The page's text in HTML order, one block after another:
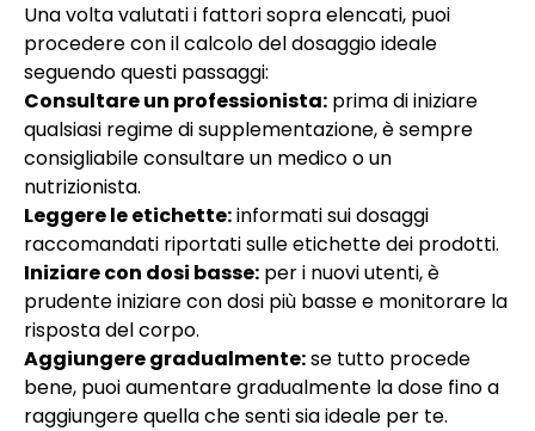
Una volta valutati i fattori sopra elencati, puoi
procedere con il calcolo del dosaggio ideale
seguendo questi passaggi:
Consultare un professionista: prima di iniziare
qualsiasi regime di supplementazione, è sempre
consigliabile consultare un medico o un
nutrizionista.
Leggere le etichette:informati sui dosaggi
raccomandati riportati sulle etichette dei prodotti.
Iniziare con dosi basse: per i nuovi utenti, è
prudente iniziare con dosi più basse e monitorare la
risposta del corpo.
Aggiungere gradualmente:se tutto procede
bene, puoi aumentare gradualmente la dose fino a
raggiungere quella che senti sia ideale per te.